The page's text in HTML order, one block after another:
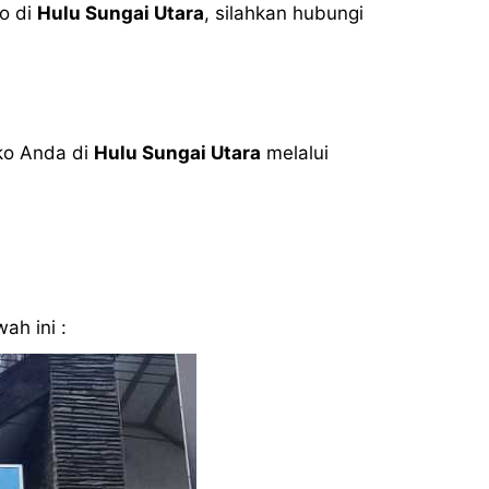
di Hulu Sungai Utara, silahkan hubungi
Anda di Hulu Sungai Utara melalui
ini :